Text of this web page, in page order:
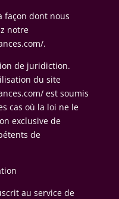
façon dont nous
notre
.
de juridiction.
du site
est soumis
cas où la loi ne le
exclusive de
de
au service de